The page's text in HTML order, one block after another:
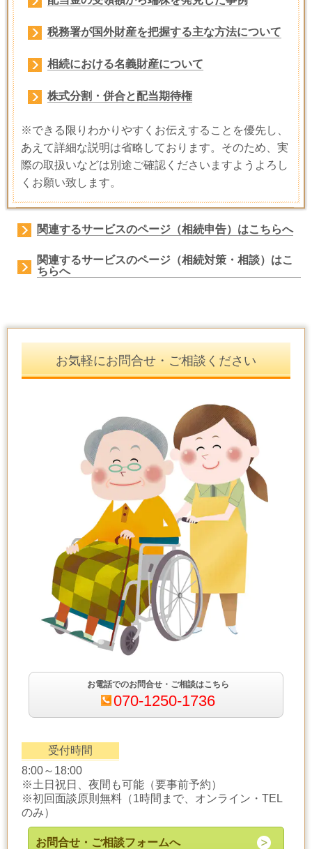
税務署が国外財産を把握する主な方法について
相続における名義財産について
株式分割・併合と配当期待権
※できる限りわかりやすくお伝えすることを優先し、
あえて詳細な説明は省略しております。そのため、実
際の取扱いなどは別途ご確認くださいますようよろし
くお願い致します。
関連するサービスのページ（相続申告）はこちらへ
関連するサービスのページ（相続対策・相談）はこ
ちらへ
お気軽にお問合せ・ご相談ください
お電話でのお問合せ・ご相談はこちら
070-1250-1736
受付時間
8:00～18:00
※土日祝日、夜間も可能（要事前予約）
※初回面談原則無料（1時間まで、オンライン・TEL
のみ）
お問合せ・ご相談フォームへ